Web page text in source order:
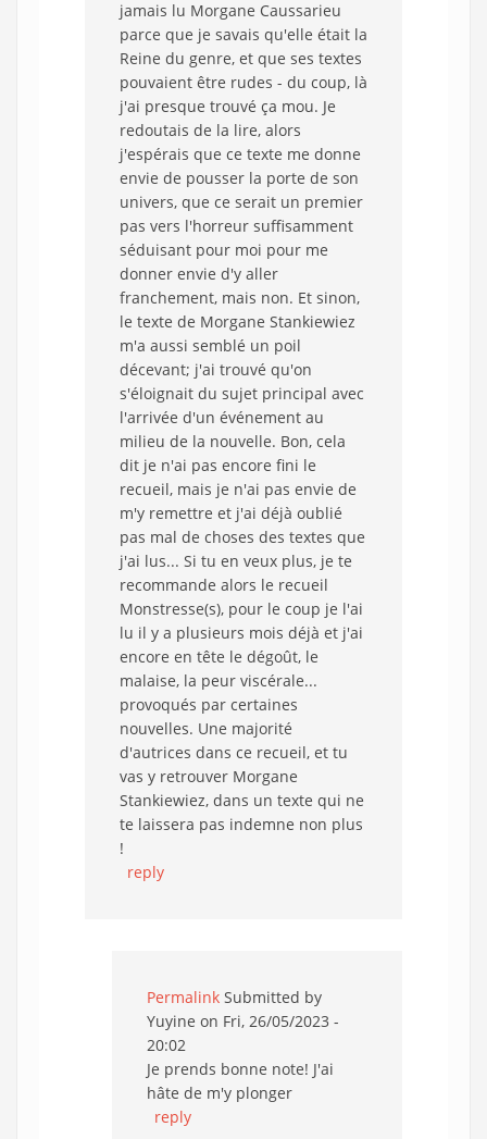
jamais lu Morgane Caussarieu
parce que je savais qu'elle était la
Reine du genre, et que ses textes
pouvaient être rudes - du coup, là
j'ai presque trouvé ça mou. Je
redoutais de la lire, alors
j'espérais que ce texte me donne
envie de pousser la porte de son
univers, que ce serait un premier
pas vers l'horreur suffisamment
séduisant pour moi pour me
donner envie d'y aller
franchement, mais non. Et sinon,
le texte de Morgane Stankiewiez
m'a aussi semblé un poil
décevant; j'ai trouvé qu'on
s'éloignait du sujet principal avec
l'arrivée d'un événement au
milieu de la nouvelle. Bon, cela
dit je n'ai pas encore fini le
recueil, mais je n'ai pas envie de
m'y remettre et j'ai déjà oublié
pas mal de choses des textes que
j'ai lus... Si tu en veux plus, je te
recommande alors le recueil
Monstresse(s), pour le coup je l'ai
lu il y a plusieurs mois déjà et j'ai
encore en tête le dégoût, le
malaise, la peur viscérale...
provoqués par certaines
nouvelles. Une majorité
d'autrices dans ce recueil, et tu
vas y retrouver Morgane
Stankiewiez, dans un texte qui ne
te laissera pas indemne non plus
!
reply
Permalink Submitted by
Yuyine on Fri, 26/05/2023 -
20:02
Je prends bonne note! J'ai
hâte de m'y plonger
reply